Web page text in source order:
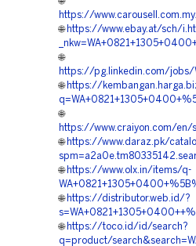
https://
🌐 https://www.ebay.at/sch/
🌐
https://pg.linkedin.com/jobs/
🌐 https://
🌐
https://www.craiyon.com/en/
🌐 https://www.daraz.pk/
🌐 https://www.olx.in/items/q-
🌐 https://distributor.web.id/?
🌐 https://toco.id/id/search?
q=product/